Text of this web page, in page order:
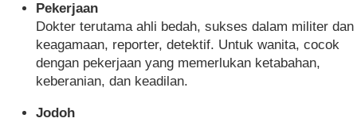
Pekerjaan
Dokter terutama ahli bedah, sukses dalam militer dan
keagamaan, reporter, detektif. Untuk wanita, cocok
dengan pekerjaan yang memerlukan ketabahan,
keberanian, dan keadilan.
Jodoh